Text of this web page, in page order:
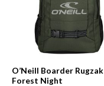
O’Neill Boarder Rugzak
Forest Night